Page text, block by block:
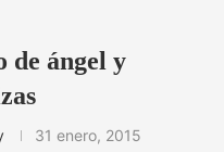
de ángel y
31 enero, 2015